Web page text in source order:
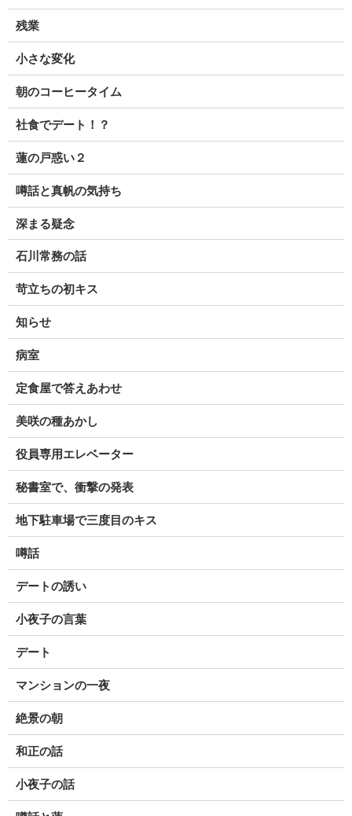
残業
小さな変化
朝のコーヒータイム
社食でデート！？
蓮の戸惑い２
噂話と真帆の気持ち
深まる疑念
石川常務の話
苛立ちの初キス
知らせ
病室
定食屋で答えあわせ
美咲の種あかし
役員専用エレベーター
秘書室で、衝撃の発表
地下駐車場で三度目のキス
噂話
デートの誘い
小夜子の言葉
デート
マンションの一夜
絶景の朝
和正の話
小夜子の話